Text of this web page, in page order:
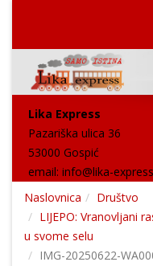
Lika Express
Pazariška ulica 36
53000 Gospić
email: info@lika-
Naslovnica
Društvo
LIJEPO: Vranovljani
u svome selu
IMG-20250622-